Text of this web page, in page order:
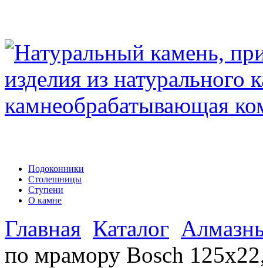
Подоконники
Столешницы
Ступени
О камне
Главная Каталог
по мрамору Bosch